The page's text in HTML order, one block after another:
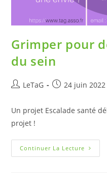
Grimper pour
du sein
LeTaG 24 juin 2022
Un projet Escalade santé
projet !
Continuer La Lecture